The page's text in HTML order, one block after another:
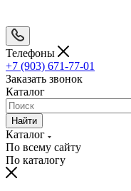
Телефоны
+7 (903) 671-77-01
Заказать звонок
Каталог
Найти
Каталог
По всему сайту
По каталогу